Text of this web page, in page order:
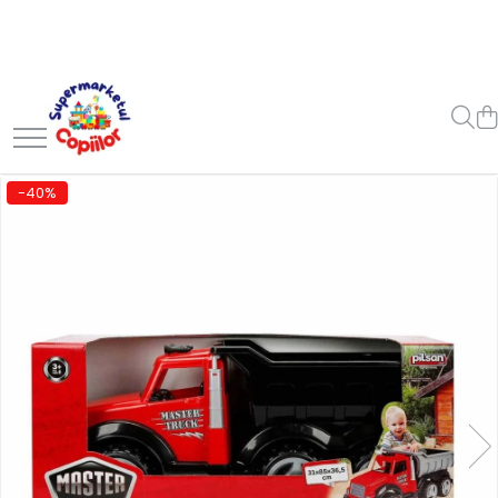
Casa, Gradina & Bricolaj
Decoratiuni
Accesorii pentru petrecere
Carti pentru copii
Activitati extracurriculare
Povesti pentru copii
Carti de Povesti pentru Copii
Rechizite si papetarie pentru
copii
-40%